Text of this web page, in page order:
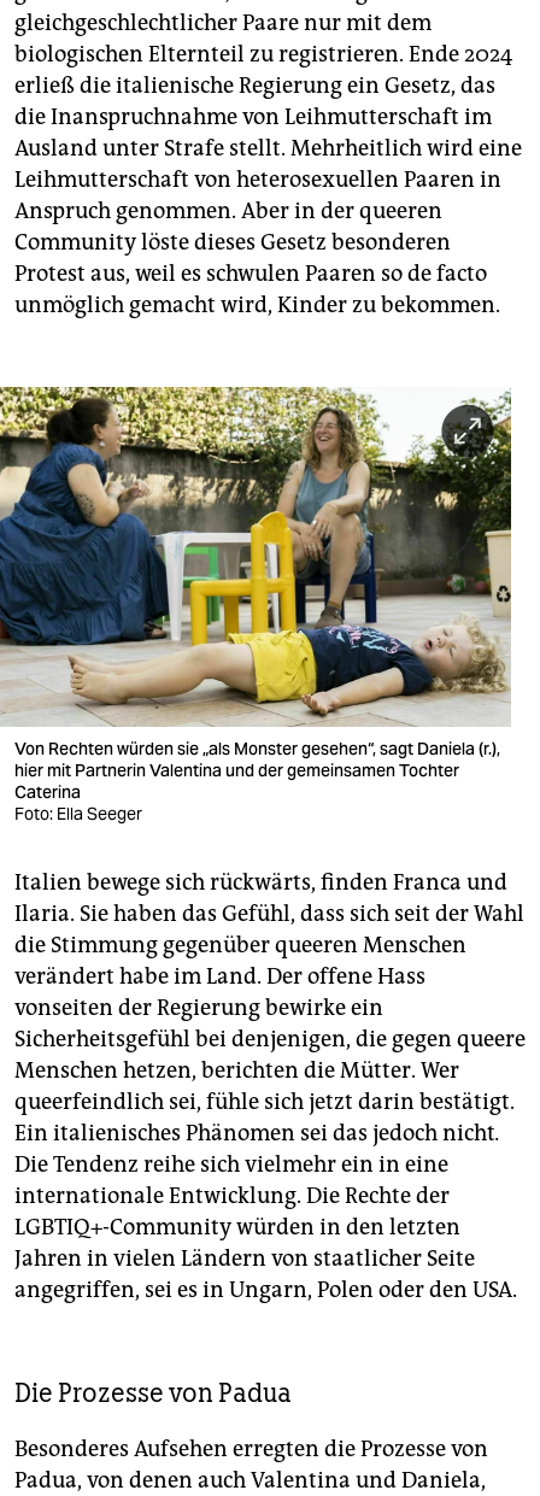
einzige Möglichkeit war in diesem Fall bisher die
Stiefkindadoption – ein sehr aufwendiges und
kostspieliges Verfahren.
EinAntidiskriminierungsgesetz, das die
Ungleichbehandlung queerer Menschen unter Strafe
stellt, gibt es in Italien nicht.
gleichgeschlechtlicher Paare nur mit dem
biologischen Elternteil zu registrieren. Ende 2024
erließ die italienische Regierung ein Gesetz, das
die Inanspruchnahme von Leihmutterschaft im
Ausland unter Strafe stellt. Mehrheitlich wird eine
Leihmutterschaft von heterosexuellen Paaren in
Anspruch genommen. Aber in der queeren
Community löste dieses Gesetz besonderen
Protest aus, weil es schwulen Paaren so de facto
unmöglich gemacht wird, Kinder zu bekommen.
Von Rechten würden sie „als Monster gesehen“, sagt Daniela (r.),
hier mit Partnerin Valentina und der gemeinsamen Tochter
Caterina
Foto: Ella Seeger
Italien bewege sich rückwärts, finden Franca und
Ilaria. Sie haben das Gefühl, dass sich seit der Wahl
die Stimmung gegenüber queeren Menschen
verändert habe im Land. Der offene Hass
vonseiten der Regierung bewirke ein
Sicherheitsgefühl bei denjenigen, die gegen queere
Menschen hetzen, berichten die Mütter. Wer
queerfeindlich sei, fühle sich jetzt darin bestätigt.
Ein italienisches Phänomen sei das jedoch nicht.
Die Tendenz reihe sich vielmehr ein in eine
internatio­nale Entwicklung. Die Rechte der
LGBTIQ+-Community würden in den letzten
Jahren in vielen Ländern von staatlicher Seite
angegriffen, sei es in Ungarn, Polen oder den USA.
Die Prozesse von Padua
Besonderes Aufsehen erregten die Prozesse von
Padua, von denen auch Valentina und Danie­la,